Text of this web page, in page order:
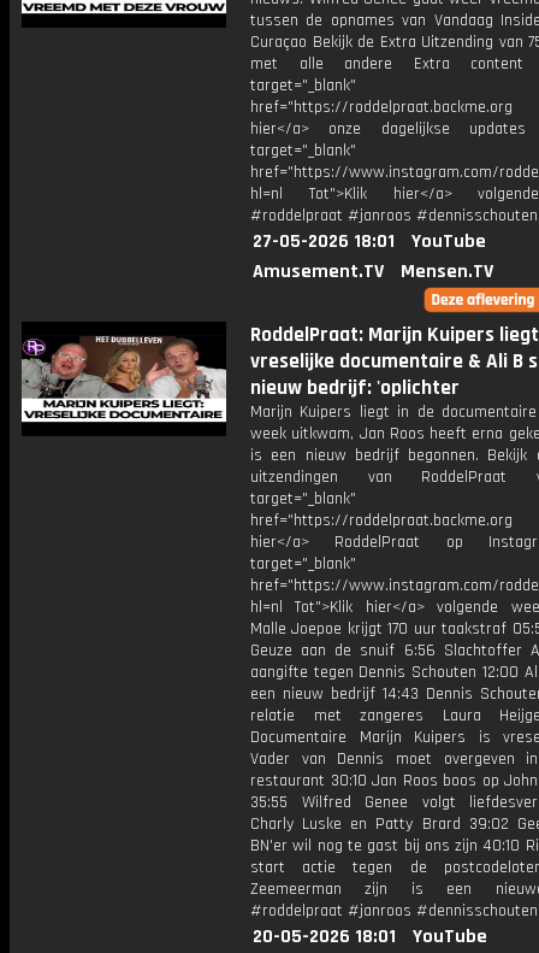
tussen de opnames van Vandaag
Curaçao Bekijk de Extra Uitzending van
met alle andere Extra
target="_blank"
href="https://roddelpraat.backme.org
hier</a> onze dagelijkse
target="_blank"
href="https://www.instagram.com/
hl=nl Tot">Klik hier</a>
#roddelpraat #janroos #dennisschouten
27-05-2026 18:01
YouTube
Amusement.TV
Mensen.TV
RoddelPraat: Marijn Kuipers
vreselijke documentaire & Ali B
nieuw bedrijf: 'oplichter
Marijn Kuipers liegt in de
week uitkwam, Jan Roos heeft erna
is een nieuw bedrijf begonnen. Bekijk
uitzendingen van
target="_blank"
href="https://roddelpraat.backme.org
hier</a> RoddelPraat op
target="_blank"
href="https://www.instagram.com/
hl=nl Tot">Klik hier</a> volgende
Malle Joepoe krijgt 170 uur taakstraf
Geuze aan de snuif 6:56 Slachtoffer
aangifte tegen Dennis Schouten 12:00
een nieuw bedrijf 14:43 Dennis
relatie met zangeres Laura
Documentaire Marijn Kuipers is
Vader van Dennis moet overgeven
restaurant 30:10 Jan Roos boos op
35:55 Wilfred Genee volgt
Charly Luske en Patty Brard 39:02
BN'er wil nog te gast bij ons zijn 40:10
start actie tegen de
Zeemeerman zijn is een
#roddelpraat #janroos #dennisschouten
20-05-2026 18:01
YouTube